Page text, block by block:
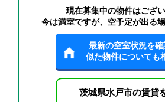
現在募集中の物件はござい
今は満室ですが、空予定が出る
最新の空室状況を確
似た物件についても
茨城県水戸市の賃貸